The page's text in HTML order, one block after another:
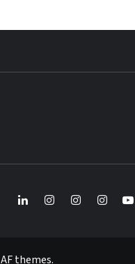
BRASIL
LinkedInInstagramInstagram
AF themes.